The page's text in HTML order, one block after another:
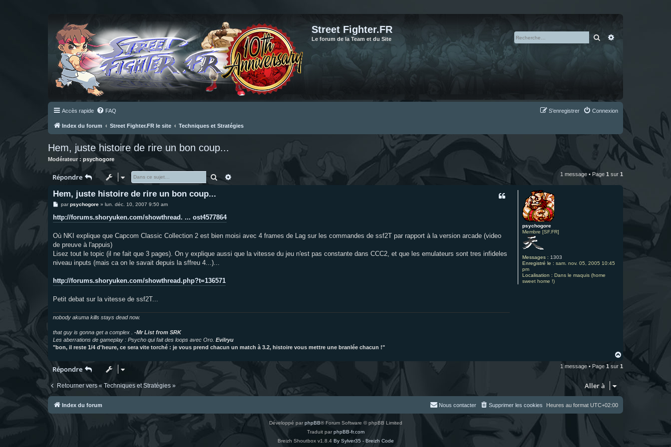
Street Fighter.FR
Le forum de la Team et du Site Rechercher
Accès rapide FAQ Connexion
S’enregistrer
Index du forum Street Fighter.FR le site Techniques et Stratégies
Hem, juste histoire de rire un bon coup...
Modérateur : psychogore
Répondre Rechercher 1 message • Page 1 sur 1
psychogore
Membre [SF.FR]
Messages : 1303
Enregistré le : sam. nov. 05, 2005 10:45
pm
Localisation : Dans le maquis (home
sweet home !)
Hem, juste histoire de rire un bon coup...
M
s
s
g
e
parpsychogore» lun. déc. 10, 2007 9:50 am
http://forums.shoryuken.com/showthread. ... ost4577864
Où NKI explique que Capcom Classic Collection 2 est bien moisi avec 4 frames de Lag sur les commandes de ssf2T par rapport à la version arcade (video
de preuve à l'appuis)
Lisez tout le topic (il ne fait que 3 pages). On y explique aussi que la vitesse du jeu n'est pas constante dans CCC2, et que les emulateurs sont tres infideles
niveau inputs (mais ca on le savait depuis la sffreu 4...)...
http://forums.shoryuken.com/showthread.php?t=136571
Petit debat sur la vitesse de ssf2T...
nobody akuma kills stays dead now.
that guy is gonna get a complex . -Mr List from SRK
Les aberrations de gameplay : Psycho qui fait des loops avec Oro. Evilryu
"bon, il reste 1/4 d'heure, ce sera vite torché : je vous prend chacun un match à 3.2, histoire vous mettre une branlée chacun !"
u
Répondre 1 message • Page 1 sur 1
Retourner vers « Techniques et Stratégies » Aller à
Index du forum Heures au format UTC+02:00
Supprimer les cookies
Nous contacter
Développé parphpBB® Forum Software © phpBB Limited
Traduit parphpBB-fr.com
Breizh Shoutbox v1.8.4 By Sylver35 - Breizh Code